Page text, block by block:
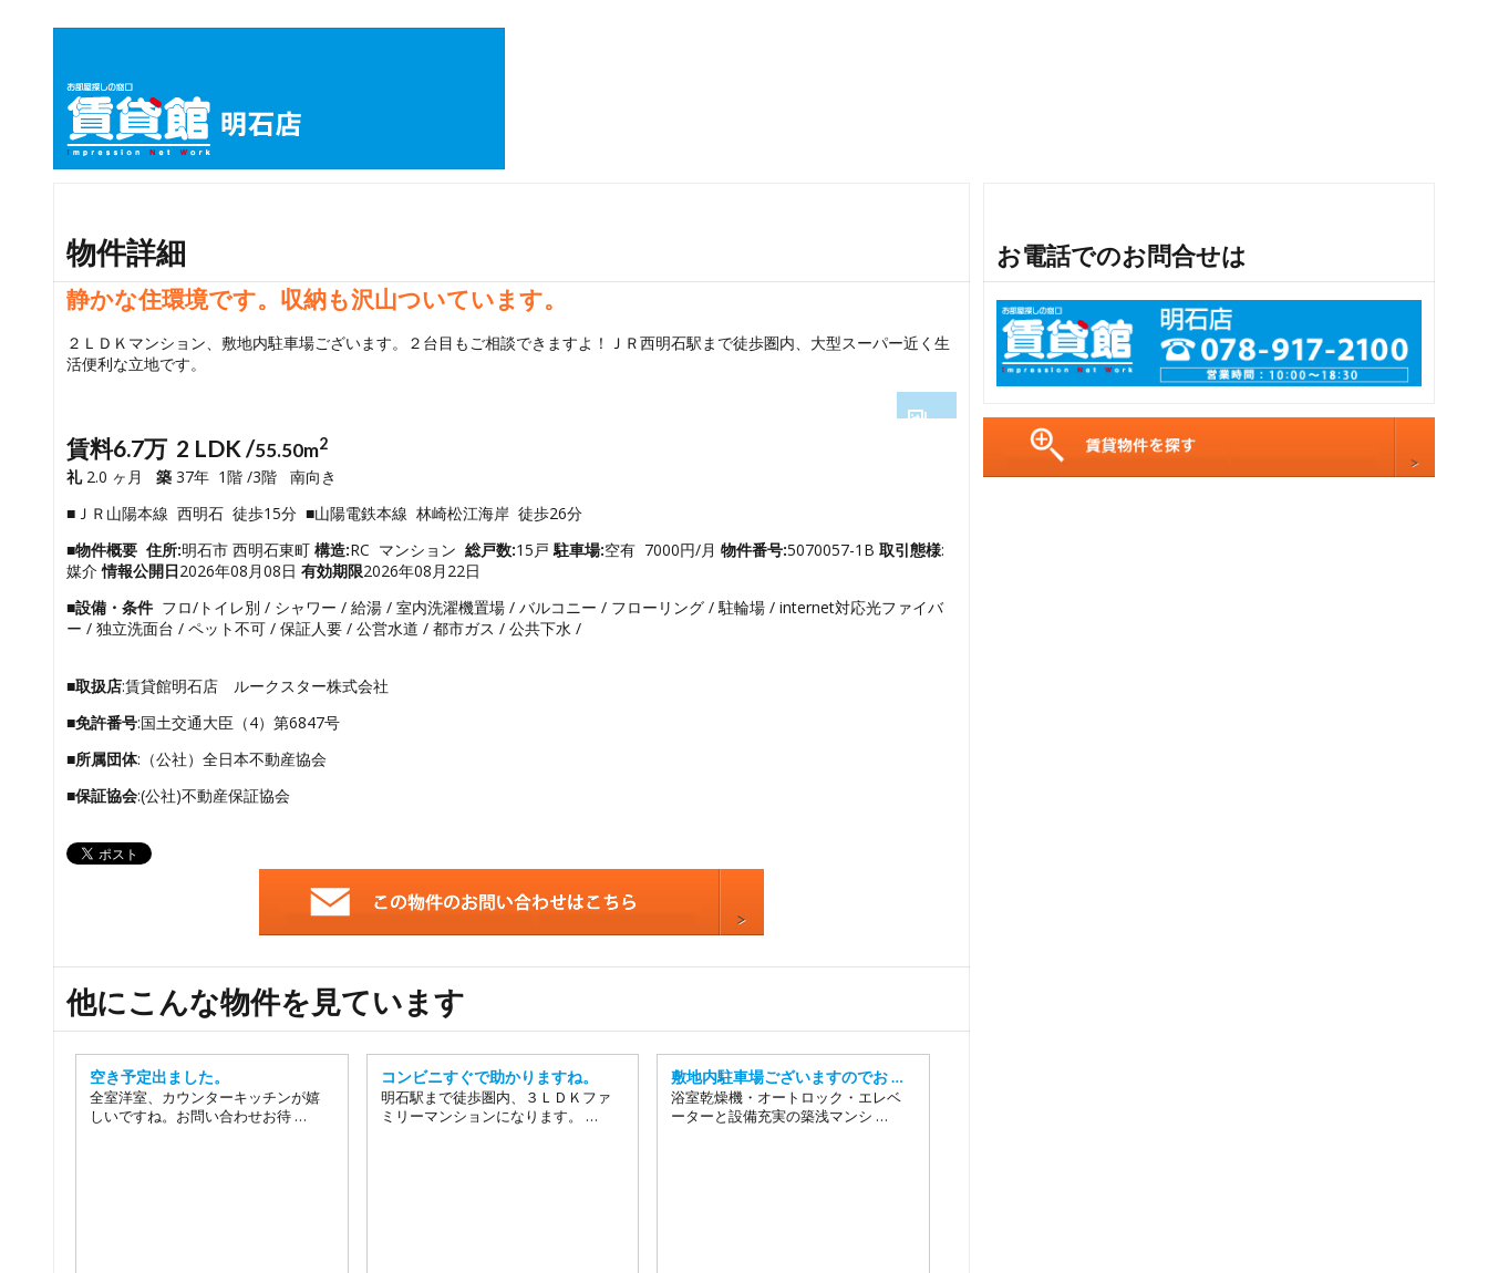
物件詳細
静かな住環境です。収納も沢山ついています。
２ＬＤＫマンション、敷地内駐車場ございます。２台目もご相談できますよ！ＪＲ西明石駅まで徒歩圏内、大型スーパー近く生
活便利な立地です。
4
6
16
18
19
賃料6.7万 2 LDK /55.50m2
礼2.0 ヶ月 築 37年 1階 /3階 南向き
■ＪＲ山陽本線 西明石 徒歩15分 ■山陽電鉄本線 林崎松江海岸 徒歩26分
■物件概要 住所:明石市 西明石東町 構造:RC マンション 総戸数:15戸 駐車場:空有 7000円/月 物件番号:5070057-1B 取引態様:
媒介情報公開日2026年08月08日 有効期限2026年08月22日
■設備・条件 フロ/トイレ別 / シャワー / 給湯 / 室内洗濯機置場 / バルコニー / フローリング / 駐輪場 / internet対応光ファイバ
ー / 独立洗面台 / ペット不可 / 保証人要 / 公営水道 / 都市ガス / 公共下水 /
■取扱店:賃貸館明石店 ルークスター株式会社
■免許番号:国土交通大臣（4）第6847号
■所属団体:（公社）全日本不動産協会
■保証協会:(公社)不動産保証協会
他にこんな物件を見ています
空き予定出ました。
全室洋室、カウンターキッチンが嬉
しいですね。お問い合わせお待 …
コンビニすぐで助かりますね。
明石駅まで徒歩圏内、３ＬＤＫファ
ミリーマンションになります。 …
敷地内駐車場ございますのでお …
浴室乾燥機・オートロック・エレベ
ーターと設備充実の築浅マンシ …
お電話でのお問合せは